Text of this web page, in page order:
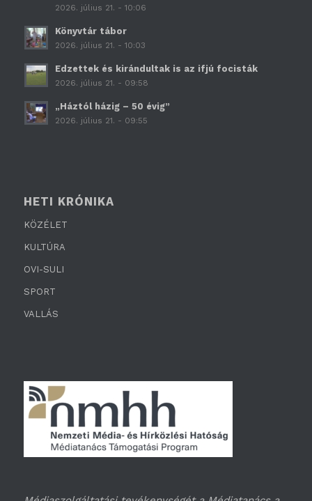
2026. július 21. - 10:06
Könyvtár tábor
2026. július 21. - 10:03
Edzettek és kirándultak is az ifjú focisták
2026. július 21. - 09:58
„Háztól házig – 50 évig”
2026. július 21. - 09:55
HETI KRÓNIKA
KÖZÉLET
KULTÚRA
OVI-SULI
SPORT
VALLÁS